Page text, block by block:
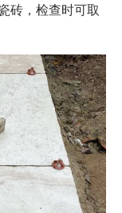
砖，检查时可取